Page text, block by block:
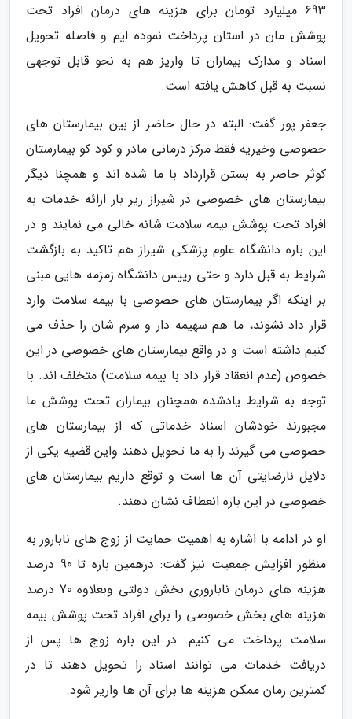
693 میلیارد تومان برای هزینه های درمان افراد تحت
پوشش مان در استان پرداخت نموده ایم و فاصله تحویل
اسناد و مدارک بیماران تا واریز هم به نحو قابل توجهی
نسبت به قبل کاهش یافته است.
جعفر پور گفت: البته در حال حاضر از بین بیمارستان های
خصوصی وخیریه فقط مرکز درمانی مادر و کود کو بیمارستان
کوثر حاضر به بستن قرارداد با ما شده اند و همچنا دیگر
بیمارستان های خصوصی در شیراز زیر بار ارائه خدمات به
افراد تحت پوشش بیمه سلامت شانه خالی می نمایند و در
این باره دانشگاه علوم پزشکی شیراز هم تاکید به بازگشت
شرایط به قبل دارد و حتی رییس دانشگاه زمزمه هایی مبنی
بر اینکه اگر بیمارستان های خصوصی با بیمه سلامت وارد
قرار داد نشوند، ما هم سهیمه دار و سرم شان را حذف می
کنیم داشته است و در واقع بیمارستان های خصوصی در این
خصوص (عدم انعقاد قرار داد با بیمه سلامت) متخلف اند. با
توجه به شرایط یادشده همچنان بیماران تحت پوشش ما
مجبورند خودشان اسناد خدماتی که از بیمارستان های
خصوصی می گیرند را به ما تحویل دهند واین قضیه یکی از
دلایل نارضایتی آن ها است و توقع داریم بیمارستان های
خصوصی در این باره انعطاف نشان دهند.
او در ادامه با اشاره به اهمیت حمایت از زوج های نابارور به
منظور افزایش جمعیت نیز گفت: درهمین باره تا 90 درصد
هزینه های درمان ناباروری بخش دولتی وبعلاوه 70 درصد
هزینه های بخش خصوصی را برای افراد تحت پوشش بیمه
سلامت پرداخت می کنیم. در این باره زوج ها پس از
دریافت خدمات می توانند اسناد را تحویل دهند تا در
کمترین زمان ممکن هزینه ها برای آن ها واریز شود.